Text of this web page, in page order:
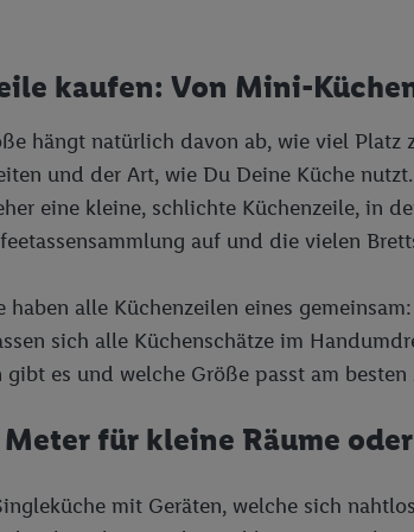
kaufen: Von Mini-
hängt natürlich davon ab, wie viel
und der Art, wie Du Deine Küche
eine kleine, schlichte Küchenzeile, in
auf und die vielen
alle Küchenzeilen eines
sich alle Küchenschätze im
es und welche Größe passt am
für kleine Räume
mit Geräten, welche sich
Verknüpfung verschiedener Endgeräte,
Technologie für digitales Marketing, sowie:
Verwendung genauer Standortdaten.
Zugriff auf Informationen auf einem
Zielgruppen durch Statistiken oder
Auswahl personalisierter Werbung.
Liste der Partner (Lieferanten)